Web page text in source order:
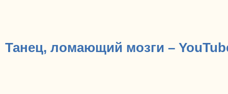
Танец, ломающий мозги –